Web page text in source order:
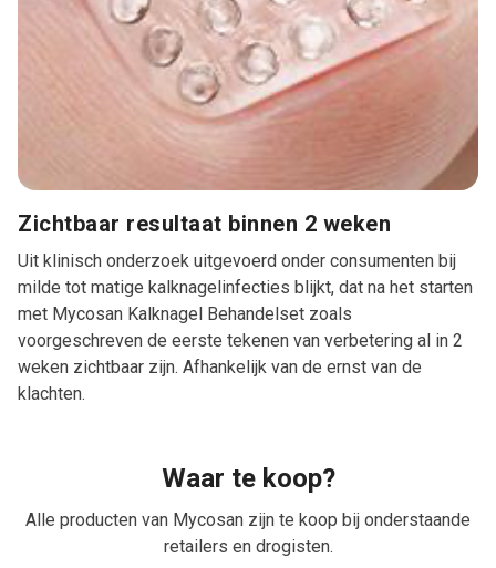
Zichtbaar resultaat binnen 2 weken
Uit klinisch onderzoek uitgevoerd onder consumenten bij
milde tot matige kalknagelinfecties blijkt, dat na het starten
met Mycosan Kalknagel Behandelset zoals
voorgeschreven de eerste tekenen van verbetering al in 2
weken zichtbaar zijn. Afhankelijk van de ernst van de
klachten.
Waar te koop?
Alle producten van Mycosan zijn te koop bij onderstaande
retailers en drogisten.